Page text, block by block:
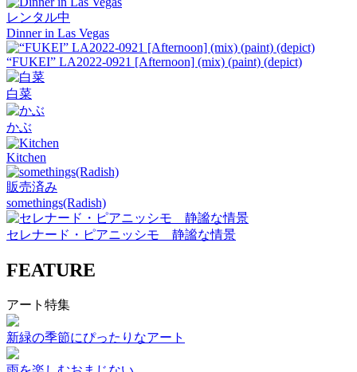
レンタル中
Dinner in Las Vegas
“FUKEI” LA2022-0921 [Afternoon] (mix) (paint) (depict)
白菜
かぶ
Kitchen
販売済み
somethings(Radish)
セレナード・ピアニッシモ 静謐な情景
FEATURE
アート特集
新緑の季節にぴったりなアート